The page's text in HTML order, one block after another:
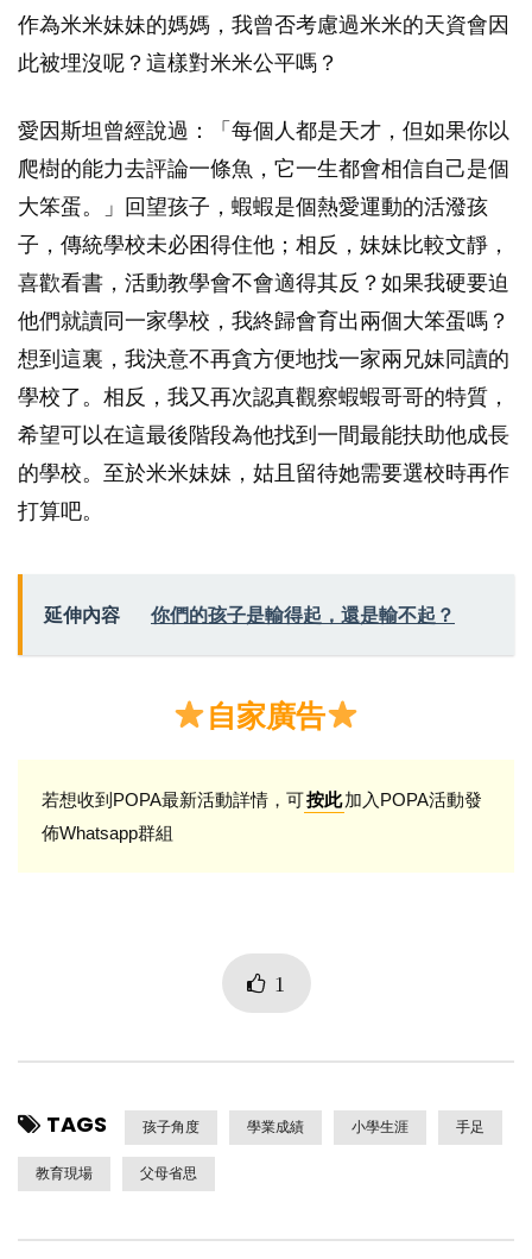
作為米米妹妹的媽媽，我曾否考慮過米米的天資會因
此被埋沒呢？這樣對米米公平嗎？
愛因斯坦曾經說過：「每個人都是天才，但如果你以
爬樹的能力去評論一條魚，它一生都會相信自己是個
大笨蛋。」回望孩子，蝦蝦是個熱愛運動的活潑孩
子，傳統學校未必困得住他；相反，妹妹比較文靜，
喜歡看書，活動教學會不會適得其反？如果我硬要迫
他們就讀同一家學校，我終歸會育出兩個大笨蛋嗎？
想到這裏，我決意不再貪方便地找一家兩兄妹同讀的
學校了。相反，我又再次認真觀察蝦蝦哥哥的特質，
希望可以在這最後階段為他找到一間最能扶助他成長
的學校。至於米米妹妹，姑且留待她需要選校時再作
打算吧。
延伸內容 你們的孩子是輸得起，還是輸不起？
自家廣告
若想收到POPA最新活動詳情，可按此加入POPA活動發
佈Whatsapp群組
1
TAGS 孩子角度 學業成績 小學生涯 手足
教育現場 父母省思